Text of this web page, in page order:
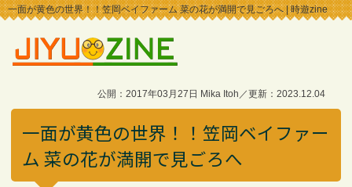
一面が黄色の世界！！笠岡ベイファーム 菜の花が満開で見ごろへ | 時遊zine
公開：2017年03月27日 Mika Itoh／更新：2023.12.04
一面が黄色の世界！！笠岡ベイファー
ム 菜の花が満開で見ごろへ